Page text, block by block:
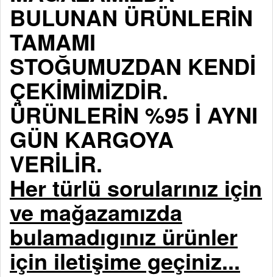
BULUNAN ÜRÜNLERİN
TAMAMI
STOĞUMUZDAN KENDİ
ÇEKİMİMİZDİR.
ÜRÜNLERİN %95 İ AYNI
GÜN KARGOYA
VERİLİR.
Her türlü sorularınız için
ve mağazamızda
bulamadıgınız ürünler
için iletişime geçiniz...